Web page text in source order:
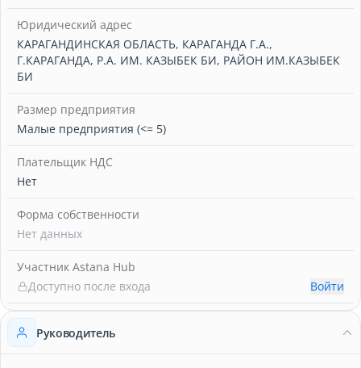
Юридический адрес
КАРАГАНДИНСКАЯ ОБЛАСТЬ, КАРАГАНДА Г.А.,
Г.КАРАГАНДА, Р.А. ИМ. КАЗЫБЕК БИ, РАЙОН ИМ.КАЗЫБЕК
БИ
Размер предприятия
Малые предприятия (<= 5)
Плательщик НДС
Нет
Форма собственности
Нет данных
Участник Astana Hub
Доступно после входа
Войти
Руководитель